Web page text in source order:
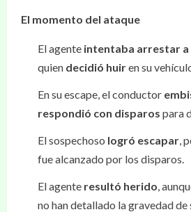
El momento del ataque
El agente intentaba arrestar a
quien decidió huiren su
En su escape, el conductor
respondió con disparos para
El sospechoso logró escapar,
fue alcanzado por los disparos.
El agente resultó herido,
no han detallado la gravedad de